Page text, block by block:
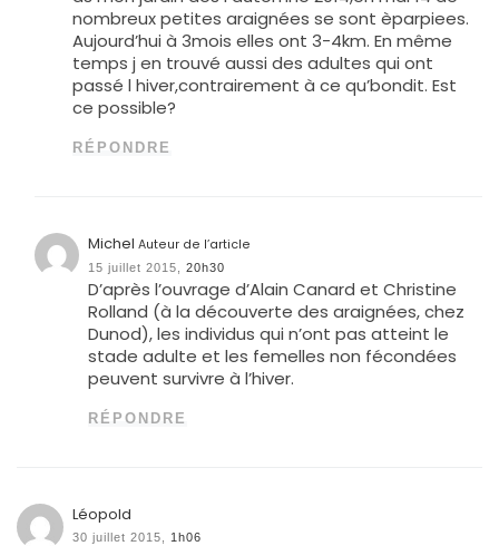
nombreux petites araignées se sont èparpiees.
Aujourd’hui à 3mois elles ont 3-4km. En même
temps j en trouvé aussi des adultes qui ont
passé l hiver,contrairement à ce qu’bondit. Est
ce possible?
RÉPONDRE
MichelAuteur de l’article
15 juillet 2015, 20h30
D’après l’ouvrage d’Alain Canard et Christine
Rolland (à la découverte des araignées, chez
Dunod), les individus qui n’ont pas atteint le
stade adulte et les femelles non fécondées
peuvent survivre à l’hiver.
RÉPONDRE
Léopold
30 juillet 2015, 1h06